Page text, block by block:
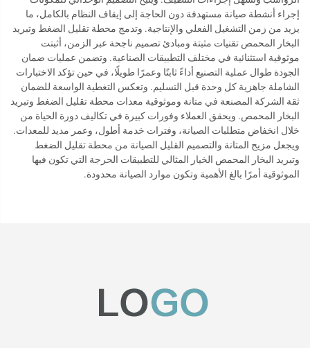
إجراء أنشطة صيانة مستهدفة دون الحاجة إلى إيقاف النظام بالكامل، ما
يزيد من زمن التشغيل الفعلي والإنتاجية. وتدمج محطة تقليل الضغط وتبريد
البخار المحمص تقنيات مثبتة ومبادئ تصميم ناجحة عبر الزمن، أثبتت
موثوقية استثنائية في مختلف التطبيقات الصناعية. وتضمن عمليات ضمان
الجودة طوال عملية التصنيع أداءً ثابتًا وعمرًا طويلًا، في حين تؤكد الاختبارات
الشاملة جاهزية كل وحدة قبل التسليم. وتعكس التغطية الواسعة للضمان
ثقة الشركة المصنعة في متانة وموثوقية معدات محطة تقليل الضغط وتبريد
البخار المحمص. ويحقق العملاء وفورات كبيرة في تكاليف دورة الحياة من
خلال انخفاض متطلبات الصيانة، وفترات خدمة أطول، وعمر مديد للمعدات.
ويجعل مزيج المتانة والتصميم القليل الصيانة من محطة تقليل الضغط
وتبريد البخار المحمص الخيار المثالي للتطبيقات الحرجة التي تكون فيها
الموثوقية أمرًا بالغ الأهمية وتكون موارد الصيانة محدودة.